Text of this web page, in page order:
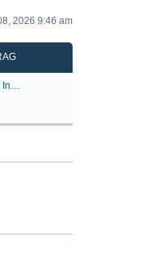
2026 9:46 am
In…